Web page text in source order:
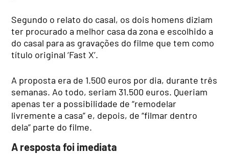
Segundo o relato do casal, os dois homens diziam
ter procurado a melhor casa da zona e escolhido a
do casal para as gravações do filme que tem como
título original ‘Fast X’.
A proposta era de 1.500 euros por dia, durante três
semanas. Ao todo, seriam 31.500 euros. Queriam
apenas ter a possibilidade de “remodelar
livremente a casa” e, depois, de “filmar dentro
dela” parte do filme.
A resposta foi imediata